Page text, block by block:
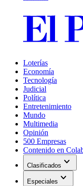
Loterías
Economía
Tecnología
Judicial
Política
Entretenimiento
Mundo
Multimedia
Opinión
500 Empresas
Contenido en
Clasificados expand_more
Especiales expand_more